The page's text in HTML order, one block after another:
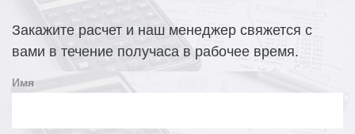
Закажите расчет и наш менеджер свяжется с
вами в течение получаса в рабочее время.
Имя